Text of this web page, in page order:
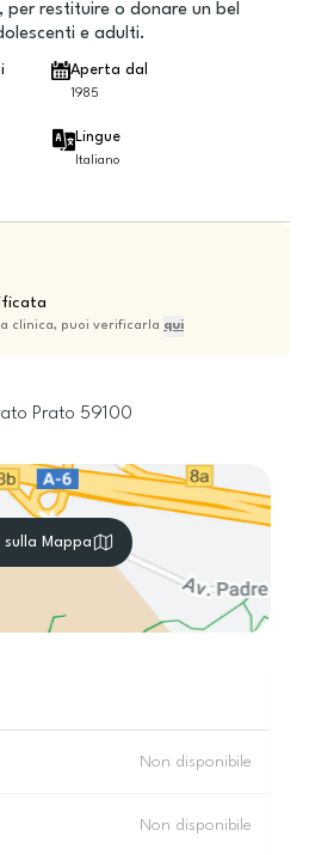
per restituire o donare un bel
e adulti.
Aperta dal
1985
Lingue
Italiano
clinica, puoi verificarla qui
Prato 59100
sulla Mappa
Non disponibile
Non disponibile